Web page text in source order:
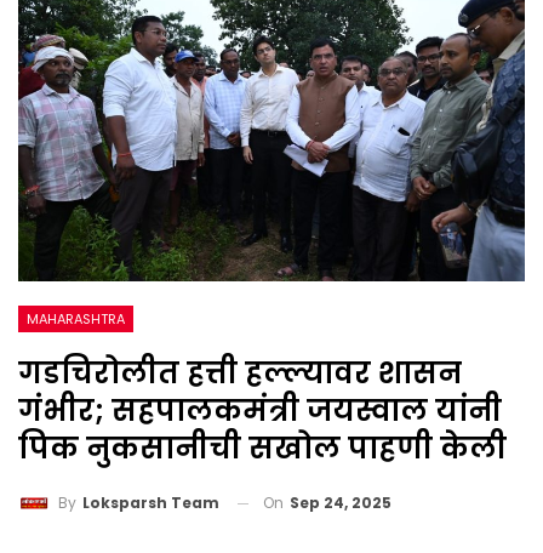
MAHARASHTRA
गडचिरोलीत हत्ती हल्ल्यावर शासन
गंभीर; सहपालकमंत्री जयस्वाल यांनी
पिक नुकसानीची सखोल पाहणी केली
By Loksparsh Team On Sep 24, 2025